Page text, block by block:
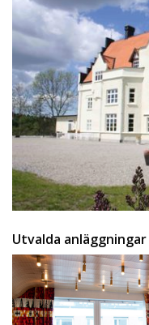
Utvalda anläggningar